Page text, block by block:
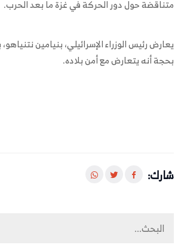
متناقضة حول دور الحركة في غزة ما بعد الحرب.
يعارض رئيس الوزراء الإسرائيلي، بنيامين
بحجة أنه يتعارض مع أمن بلاده.
شارك: